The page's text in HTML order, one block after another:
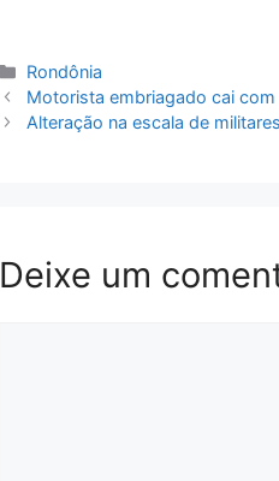
Categorias
Rondônia
Motorista embriagado cai com
Alteração na escala de
Deixe um